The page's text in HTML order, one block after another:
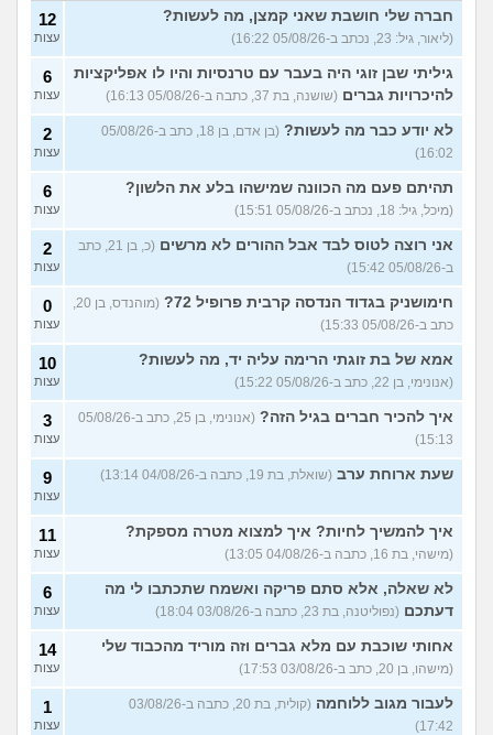
האוזניים של החתול שלי
שחורות מבפנים והוא מגרד
מודאג (אנונימי, בן 15)
6
עצות
רוצה לאמץ כלב ולא לקנות,
אבל אני רוצה להעניק לו שם
בעצמי, זה אפשרי?
(איטן, בן
23)
1
עצות
צורחים? (Cat Lover, בן 22)
3
עצות
אישתי נכנסה להריון ורוצה
שאני אמסור את הכלבה,
עצות?
(V, בן 29)
8
עצות
איך אני יודעת שלהיות מאלפת
כלבים מתאים לי?
8
עצות
אנשים באיזור שלי משחררים
את הכלבים והם לרוב מזן
מסוכן,איזה כלי יעזור לי
להתגונן? (Anon, בן 20)
2
עצות
רוצה להביא את הכלב שלי
מחול אבל נתבג לא מאמין לי
שהוא איתי מעל 90 יום,איך
4
עצות
הכלב לא מאפשר את זה,
רוצים למסור אותו למשפחה
(אנונימיתh, בת 34)
עצות
עוד שאלות חדשות במדור
חברה שלי חושבת שאני קמצן, מה לעשות?
(ליאור, גיל: 23, נכתב ב-05/08/26 16:22)
12
עצות
גיליתי שבן זוגי היה בעבר עם טרנסיות והיו לו אפליקציות
להיכרויות גברים (שושנה, בת 37, כתבה ב-05/08/26 16:13)
6
עצות
לא יודע כבר מה לעשות?
(בן אדם, בן 18, כתב ב-05/08/26
16:02)
2
עצות
תהיתם פעם מה הכוונה שמישהו בלע את הלשון?
(מיכל, גיל: 18, נכתב ב-05/08/26 15:51)
6
עצות
אני רוצה לטוס לבד אבל ההורים לא מרשים
(כ, בן 21, כתב
ב-05/08/26 15:42)
2
עצות
חימושניק בגדוד הנדסה קרבית פרופיל 72?
(מוהנדס, בן 20,
כתב ב-05/08/26 15:33)
0
עצות
אמא של בת זוגתי הרימה עליה יד, מה לעשות?
(אנונימי, בן 22, כתב ב-05/08/26 15:22)
10
עצות
איך להכיר חברים בגיל הזה?
(אנונימי, בן 25, כתב ב-05/08/26
15:13)
3
עצות
שעת ארוחת ערב (שואלת, בת 19, כתבה ב-04/08/26 13:14) 9
עצות
איך להמשיך לחיות? איך למצוא מטרה מספקת?
(מישהי, בת 16, כתבה ב-04/08/26 13:05)
11
עצות
לא שאלה, אלא סתם פריקה ואשמח שתכתבו לי מה
דעתכם (נפוליטנה, בת 23, כתבה ב-03/08/26 18:04)
6
עצות
אחותי שוכבת עם מלא גברים וזה מוריד מהכבוד שלי
(מישהו, בן 20, כתב ב-03/08/26 17:53)
14
עצות
לעבור מגוב ללוחמה
(קולית, בת 20, כתבה ב-03/08/26
17:42)
1
עצות